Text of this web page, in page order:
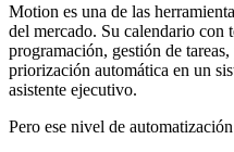
Motion es una de las
del mercado. Su calendario con
programación, gestión de
priorización automática en un
asistente ejecutivo.
Pero ese nivel de